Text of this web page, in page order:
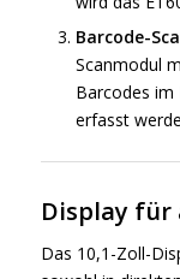
Barcode-
Scanmodul
Barcodes im
erfasst
Display für
Das 10,1-Zoll-